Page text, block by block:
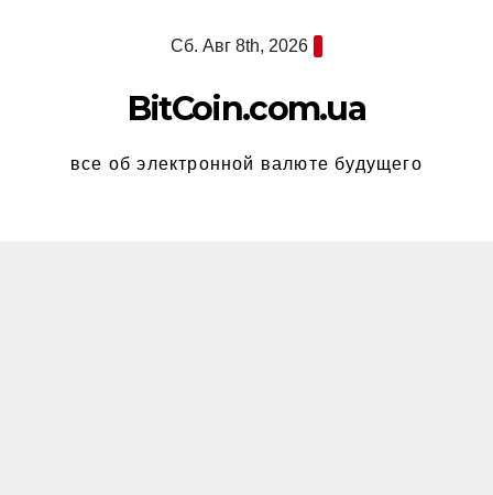
Сб. Авг 8th, 2026
BitCoin.com.ua
все об электронной валюте будущего